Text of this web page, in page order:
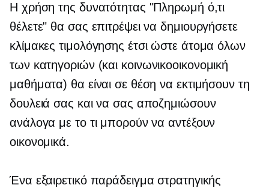
Η χρήση της δυνατότητας "Πληρωμή ό,τι
θέλετε" θα σας επιτρέψει να δημιουργήσετε
κλίμακες τιμολόγησης έτσι ώστε άτομα όλων
των κατηγοριών (και κοινωνικοοικονομική
μαθήματα) θα είναι σε θέση να εκτιμήσουν τη
δουλειά σας και να σας αποζημιώσουν
ανάλογα με το τι μπορούν να αντέξουν
οικονομικά.
Ένα εξαιρετικό παράδειγμα στρατηγικής